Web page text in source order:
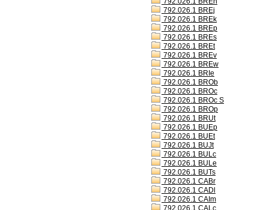
792.026.1 BREj
792.026.1 BREk
792.026.1 BREp
792.026.1 BREs
792.026.1 BREt
792.026.1 BREv
792.026.1 BREw
792.026.1 BRIe
792.026.1 BROb
792.026.1 BROc
792.026.1 BROc S
792.026.1 BROp
792.026.1 BRUt
792.026.1 BUEp
792.026.1 BUEt
792.026.1 BUJt
792.026.1 BULc
792.026.1 BULe
792.026.1 BUTs
792.026.1 CABr
792.026.1 CADl
792.026.1 CAIm
792.026.1 CALc